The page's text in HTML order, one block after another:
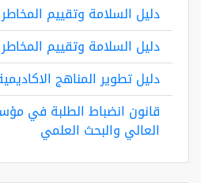
دليل السلامة وتقييم المخاطر
دليل السلامة وتقييم المخاطر
دليل تطوير المناهج
قانون انضباط الطلبة في
العالي والبحث العلمي